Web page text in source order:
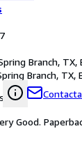
Branch, TX,
Branch, TX,
Good.